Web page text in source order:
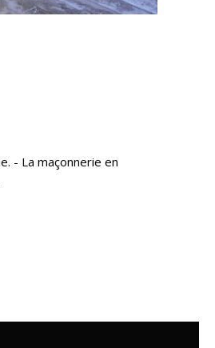
- La maçonnerie en